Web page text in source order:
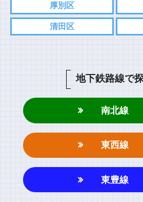
インスタグラム
厚別区
清田区
地下鉄路線で
南北線
東西線
東豊線